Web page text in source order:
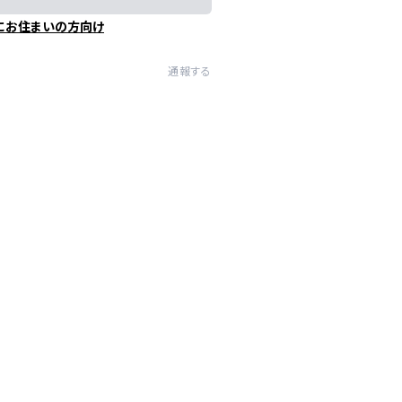
お住まいの方向け
通報する